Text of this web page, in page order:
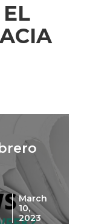
March
10,
2023